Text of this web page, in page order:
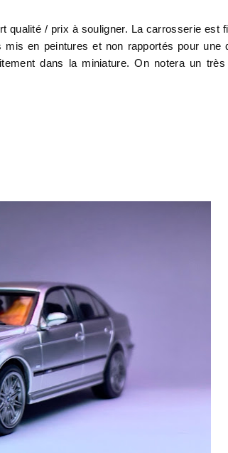
qualité / prix à souligner. La carrosserie est
mis en peintures et non rapportés pour une
dans la miniature. On notera un